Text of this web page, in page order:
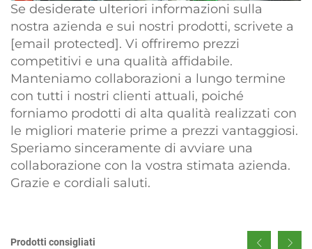
Se desiderate ulteriori informazioni sulla
nostra azienda e sui nostri prodotti, scrivete a
[email protected]. Vi offriremo prezzi
competitivi e una qualità affidabile.
Manteniamo collaborazioni a lungo termine
con tutti i nostri clienti attuali, poiché
forniamo prodotti di alta qualità realizzati con
le migliori materie prime a prezzi vantaggiosi.
Speriamo sinceramente di avviare una
collaborazione con la vostra stimata azienda.
Grazie e cordiali saluti.
Prodotti consigliati